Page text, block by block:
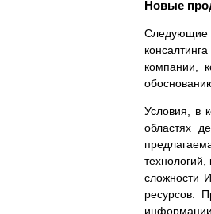
Новые
Следующие
компании,
Условия, в
областях
сложности
ресурсов.